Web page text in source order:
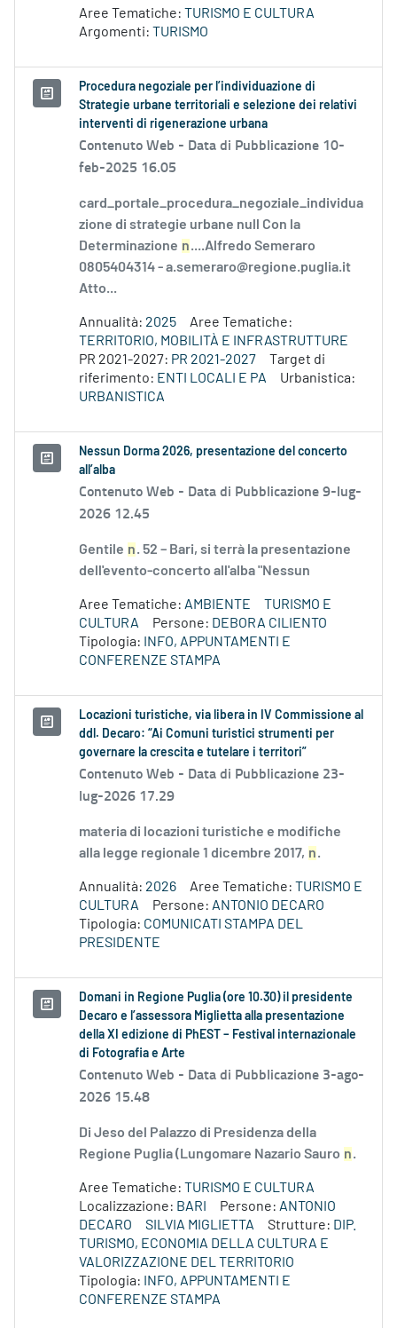
Aree Tematiche: TURISMO E CULTURA
Argomenti: TURISMO
Procedura negoziale per l’individuazione di
Strategie urbane territoriali e selezione dei relativi
interventi di rigenerazione urbana
Contenuto Web - Data di Pubblicazione 10-
feb-2025 16.05
card_portale_procedura_negoziale_individua
zione di strategie urbane null Con la
Determinazione n....Alfredo Semeraro
0805404314 - a.semeraro@regione.puglia.it
Atto...
Annualità: 2025
Aree Tematiche:
TERRITORIO, MOBILITÀ E INFRASTRUTTURE
PR 2021-2027: PR 2021-2027
Target di
riferimento: ENTI LOCALI E PA
Urbanistica:
URBANISTICA
Nessun Dorma 2026, presentazione del concerto
all’alba
Contenuto Web - Data di Pubblicazione 9-lug-
2026 12.45
Gentile n. 52 – Bari, si terrà la presentazione
dell'evento-concerto all'alba "Nessun
Aree Tematiche: AMBIENTE
TURISMO E
CULTURA
Persone: DEBORA CILIENTO
Tipologia:
INFO, APPUNTAMENTI E
CONFERENZE STAMPA
Locazioni turistiche, via libera in IV Commissione al
ddl. Decaro: “Ai Comuni turistici strumenti per
governare la crescita e tutelare i territori”
Contenuto Web - Data di Pubblicazione 23-
lug-2026 17.29
materia di locazioni turistiche e modifiche
alla legge regionale 1 dicembre 2017, n.
Annualità: 2026 Aree Tematiche: TURISMO E
CULTURA
Persone: ANTONIO DECARO
Tipologia: COMUNICATI STAMPA DEL
PRESIDENTE
Domani in Regione Puglia (ore 10.30) il presidente
Decaro e l’assessora Miglietta alla presentazione
della XI edizione di PhEST – Festival internazionale
di Fotografia e Arte
Contenuto Web - Data di Pubblicazione 3-ago-
2026 15.48
Di Jeso del Palazzo di Presidenza della
Regione Puglia (Lungomare Nazario Sauro n.
Aree Tematiche: TURISMO E CULTURA
Localizzazione: BARI Persone: ANTONIO
DECARO
SILVIA MIGLIETTA Strutture: DIP.
TURISMO, ECONOMIA DELLA CULTURA E
VALORIZZAZIONE DEL TERRITORIO
Tipologia:
INFO, APPUNTAMENTI E
CONFERENZE STAMPA